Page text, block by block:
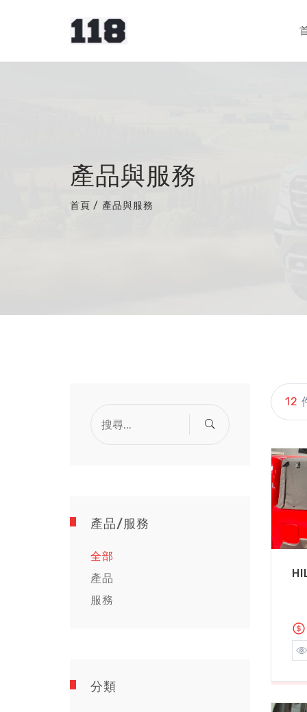
產品與服務
首頁 / 產品與服務
產品/服務
全部
產品
服務
分類
12